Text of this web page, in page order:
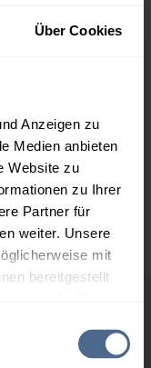
Über Cookies
Anzeigen zu
Medien anbieten
Website zu
zu Ihrer
Partner für
weiter. Unsere
mit
bereitgestellt
0,00 €
€
€
€
0,00 €
C 1109 in € / 100
Lieferstelle.
der